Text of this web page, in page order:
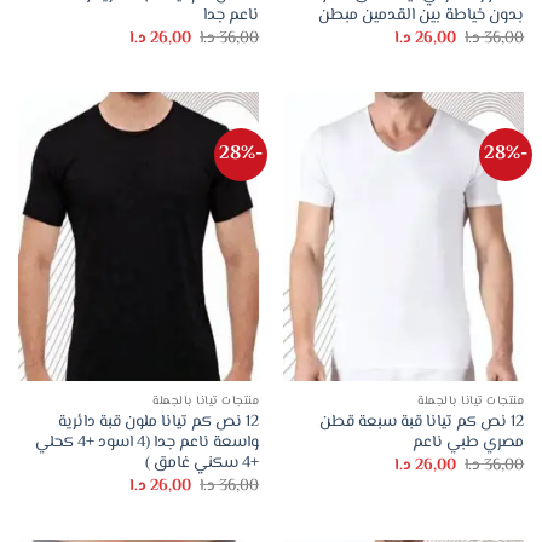
بدون خياطة بين القدمين مبطن
36,00د.ا السعر
الأصلي
26,00د.االسعر
ناعم جدا
36,00د.ا السعر
الأصلي
26,00د.االسعر
-28%
منتجات تيانا بالجملة
12 نص كم تيانا قبة سبعة قطن
مصري طبي ناعم
36,00د.ا السعر
الأصلي
26,00د.االسعر
-28%
منتجات تيانا بالجملة
12 نص كم تيانا ملون قبة دائرية
واسعة ناعم جدا (4 اسود +4 كحلي
+4 سكني غامق )
36,00د.ا السعر
الأصلي
26,00د.االسعر